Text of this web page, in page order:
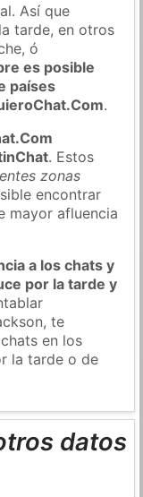
Así que
tarde, en otros
ó
es posible
países
.
. Estos
zonas
encontrar
mayor afluencia
a los chats y
por la tarde y
te
en los
la tarde o de
datos